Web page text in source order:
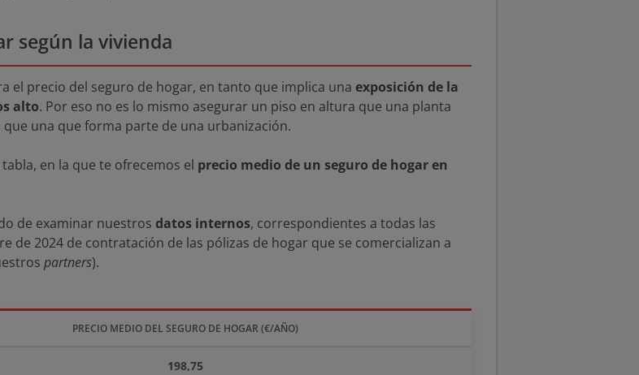
según la vivienda
el precio del seguro de hogar, en tanto que implica una exposición de la
alto. Por eso no es lo mismo asegurar un piso en altura que una planta
que una que forma parte de una urbanización.
en la que te ofrecemos el precio medio de un seguro de hogar en
de examinar nuestros datos internos, correspondientes a todas las
de 2024 de contratación de las pólizas de hogar que se comercializan a
partners).
PRECIO MEDIO DEL SEGURO DE HOGAR (€/AÑO)
198,75